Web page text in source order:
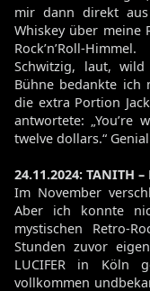
mir dann direkt
Whiskey über meine
Rock’n’Roll-
Schwitzig, laut,
Bühne bedankte ich
die extra Portion
antwortete: „You’re
twelve dollars.“
24.11.2024: TANITH
Im November
Aber ich konnte
mystischen Retro-
Stunden zuvor
LUCIFER in Köln
vollkommen